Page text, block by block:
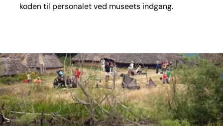
koden til personalet ved museets indgang.